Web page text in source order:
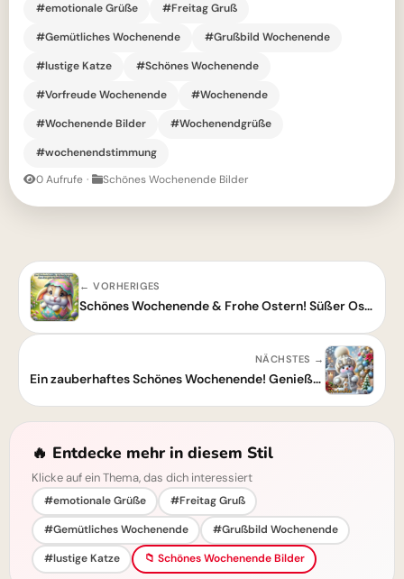
#emotionale Grüße
#Freitag Gruß
#Gemütliches Wochenende
#Grußbild Wochenende
#lustige Katze
#Schönes Wochenende
#Vorfreude Wochenende
#Wochenende
#Wochenende Bilder
#Wochenendgrüße
#wochenendstimmung
0 Aufrufe · Schönes Wochenende Bilder
← VORHERIGES
Schönes Wochenende & Frohe Ostern! Süßer Osterhase wünscht dir einen tollen Start
NÄCHSTES →
Ein zauberhaftes Schönes Wochenende! Genieße die Wintermagie
🔥 Entdecke mehr in diesem Stil
Klicke auf ein Thema, das dich interessiert
#emotionale Grüße
#Freitag Gruß
#Gemütliches Wochenende
#Grußbild Wochenende
#lustige Katze
📁 Schönes Wochenende Bilder